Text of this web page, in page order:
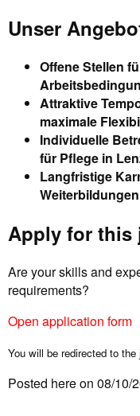
Unser
Offene Stellen
Attraktive
maximale
Individuelle
für Pflege in
Langfristige
Weiterbildungen
Apply for this
Are your skills and
requirements?
Open application form
You will be redirected to
Posted here on 08/10/